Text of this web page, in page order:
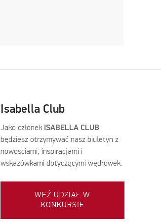
Isabella Club
Jako członekISABELLA CLUB
będziesz otrzymywać nasz biuletyn z
nowościami, inspiracjami i
wskazówkami dotyczącymi wędrówek.
WEŹ UDZIAŁ W
KONKURSIE